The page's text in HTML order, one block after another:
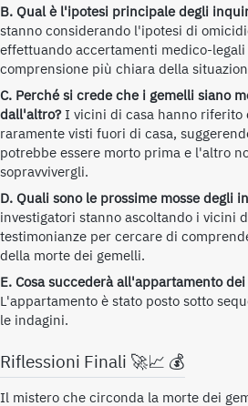
B. Qual è l'ipotesi principale degli
stanno considerando l'ipotesi di
effettuando accertamenti medico-
comprensione più chiara della
C. Perché si crede che i gemelli siano
dall'altro?I vicini di casa hanno riferito
raramente visti fuori di casa,
potrebbe essere morto prima e l'altro
sopravvivergli.
D. Quali sono le prossime mosse degli
investigatori stanno ascoltando i vicini
testimonianze per cercare di
della morte dei gemelli.
E. Cosa succederà all'appartamento
L'appartamento è stato posto sotto
le indagini.
Riflessioni Finali 🚀📈 💰
Il mistero che circonda la morte dei